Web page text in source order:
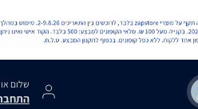
שלום